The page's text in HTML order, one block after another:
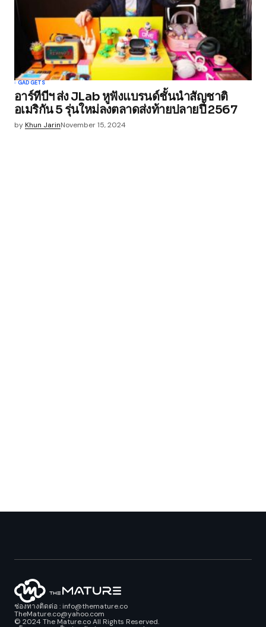
GADGETS
อาร์ทีบีฯ ส่ง JLab หูฟังแบรนด์ชั้นนำสัญชาติ
อเมริกัน 5 รุ่นใหม่ลงตลาดส่งท้ายปลายปี 2567
byKhun JarinNovember 15, 2024
ช่องทางติดต่อ : info@themature.co
TheMature.co@yahoo.com
© 2024 The Mature.co All Rights Reserved.